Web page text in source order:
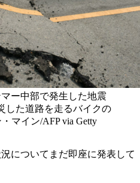
ー中部で発生した地震
した道路を走るバイクの
マイン/AFP via Getty
についてまだ即座に発表して